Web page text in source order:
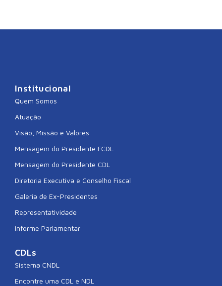
Institucional
Quem Somos
Atuação
Visão, Missão e Valores
Mensagem do Presidente FCDL
Mensagem do Presidente CDL
Diretoria Executiva e Conselho Fiscal
Galeria de Ex-Presidentes
Representatividade
Informe Parlamentar
CDLs
Sistema CNDL
Encontre uma CDL e NDL